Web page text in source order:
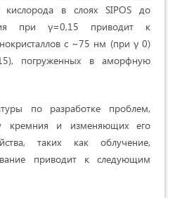
кислорода в слоях SIPOS до
при γ=0,15 приводит к
с ~75 нм (при γ 0)
погруженных в аморфную
по разработке проблем,
кремния и изменяющих его
таких как облучение,
приводит к следующим